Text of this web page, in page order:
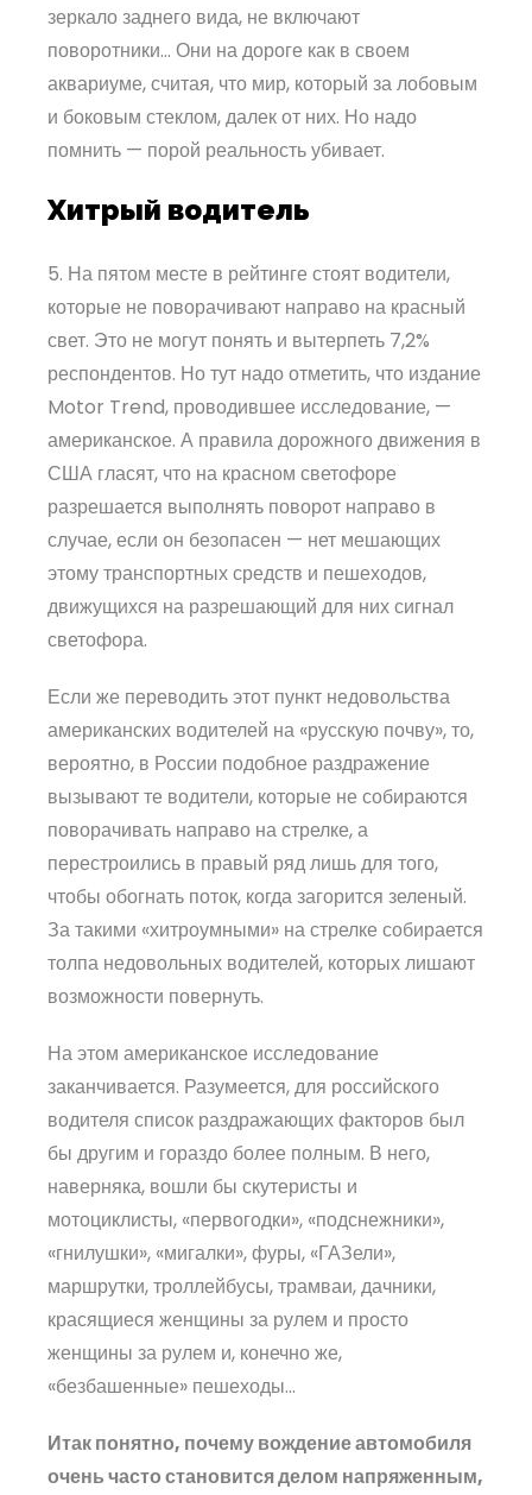
зеркало заднего вида, не включают
поворотники… Они на дороге как в своем
аквариуме, считая, что мир, который за лобовым
и боковым стеклом, далек от них. Но надо
помнить — порой реальность убивает.
Хитрый водитель
5. На пятом месте в рейтинге стоят водители,
которые не поворачивают направо на красный
свет. Это не могут понять и вытерпеть 7,2%
респондентов. Но тут надо отметить, что издание
Motor Trend, проводившее исследование, —
американское. А правила дорожного движения в
США гласят, что на красном светофоре
разрешается выполнять поворот направо в
случае, если он безопасен — нет мешающих
этому транспортных средств и пешеходов,
движущихся на разрешающий для них сигнал
светофора.
Если же переводить этот пункт недовольства
американских водителей на «русскую почву», то,
вероятно, в России подобное раздражение
вызывают те водители, которые не собираются
поворачивать направо на стрелке, а
перестроились в правый ряд лишь для того,
чтобы обогнать поток, когда загорится зеленый.
За такими «хитроумными» на стрелке собирается
толпа недовольных водителей, которых лишают
возможности повернуть.
На этом американское исследование
заканчивается. Разумеется, для российского
водителя список раздражающих факторов был
бы другим и гораздо более полным. В него,
наверняка, вошли бы скутеристы и
мотоциклисты, «первогодки», «подснежники»,
«гнилушки», «мигалки», фуры, «ГАЗели»,
маршрутки, троллейбусы, трамваи, дачники,
красящиеся женщины за рулем и просто
женщины за рулем и, конечно же,
«безбашенные» пешеходы…
Итак понятно, почему вождение автомобиля
очень часто становится делом напряженным,